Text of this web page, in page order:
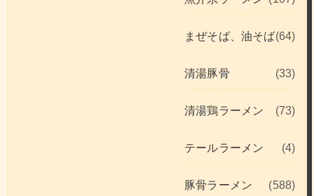
まぜそば、油そば(64)
清湯豚骨 (33)
清湯鶏ラーメン (73)
テールラーメン (4)
豚骨ラーメン (588)